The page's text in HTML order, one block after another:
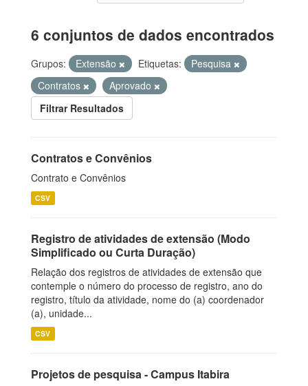
6 conjuntos de dados encontrados
Grupos: Extensão Etiquetas:
Pesquisa
Contratos
Aprovado
Filtrar Resultados
Contratos e Convênios
Contrato e Convênios
CSV
Registro de atividades de extensão (Modo
Simplificado ou Curta Duração)
Relação dos registros de atividades de extensão que
contemple o número do processo de registro, ano do
registro, título da atividade, nome do (a) coordenador
(a), unidade...
CSV
Projetos de pesquisa - Campus Itabira